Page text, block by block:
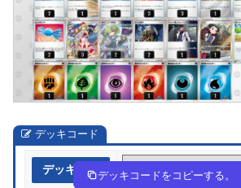
デッキコード
デッキ作成 2y3Rpp-ZkKgqx-yyMSMM
デッキコードをコピーする。